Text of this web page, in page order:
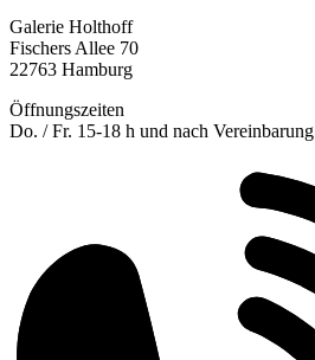
Galerie Holthoff
Fischers Allee 70
22763 Hamburg
Öffnungszeiten
Do. / Fr. 15-18 h und nach Vereinbarung